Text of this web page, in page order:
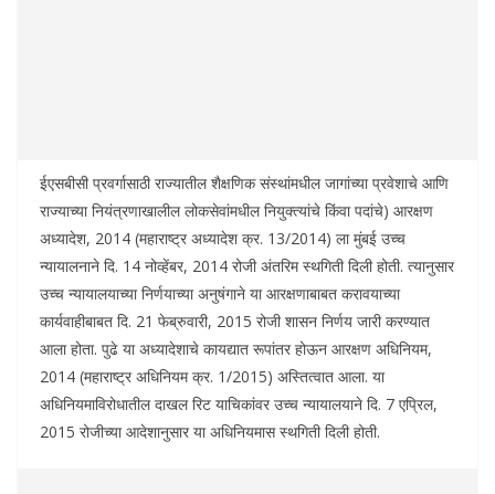
ईएसबीसी प्रवर्गासाठी राज्यातील शैक्षणिक संस्थांमधील जागांच्या प्रवेशाचे आणि
राज्याच्या नियंत्रणाखालील लोकसेवांमधील नियुक्त्यांचे किंवा पदांचे) आरक्षण
अध्यादेश, 2014 (महाराष्ट्र अध्यादेश क्र. 13/2014) ला मुंबई उच्च
न्यायालनाने दि. 14 नोव्हेंबर, 2014 रोजी अंतरिम स्थगिती दिली होती. त्यानुसार
उच्च न्यायालयाच्या निर्णयाच्या अनुषंगाने या आरक्षणाबाबत करावयाच्या
कार्यवाहीबाबत दि. 21 फेब्रुवारी, 2015 रोजी शासन निर्णय जारी करण्यात
आला होता. पुढे या अध्यादेशाचे कायद्यात रूपांतर होऊन आरक्षण अधिनियम,
2014 (महाराष्ट्र अधिनियम क्र. 1/2015) अस्तित्वात आला. या
अधिनियमाविरोधातील दाखल रिट याचिकांवर उच्च न्यायालयाने दि. 7 एप्रिल,
2015 रोजीच्या आदेशानुसार या अधिनियमास स्थगिती दिली होती.